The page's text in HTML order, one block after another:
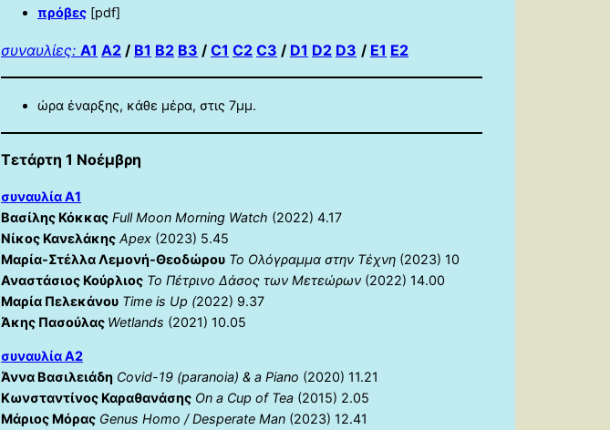
πρόβες [pdf]
συναυλίες: A1 A2 / B1 B2 B3 / C1 C2 C3 / D1 D2 D3 / E1 E2
ώρα έναρξης, κάθε μέρα, στις 7μμ.
Τετάρτη 1 Νοέμβρη
συναυλία Α1
Βασίλης Κόκκας Full Moon Morning Watch (2022) 4.17
Νίκος Κανελάκης Apex (2023) 5.45
Μαρία-Στέλλα Λεμονή-Θεοδώρου Το Ολόγραμμα στην Τέχνη (2023) 10
Αναστάσιος Κούρλιος Το Πέτρινο Δάσος των Μετεώρων (2022) 14.00
Μαρία Πελεκάνου Time is Up (2022) 9.37
Άκης Πασούλας Wetlands (2021) 10.05
συναυλία Α2
Άννα Βασιλειάδη Covid-19 (paranoia) & a Piano (2020) 11.21
Κωνσταντίνος Καραθανάσης On a Cup of Tea (2015) 2.05
Μάριος Μόρας Genus Homo / Desperate Man (2023) 12.41